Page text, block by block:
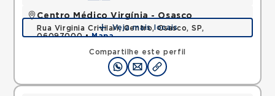
Compartilhe este perfil
Centro Médico Virgínia - Osasco
Rua Virginia Crivilari, Centro, Osasco, SP,
06097000 •Mapa
Veja mais locais